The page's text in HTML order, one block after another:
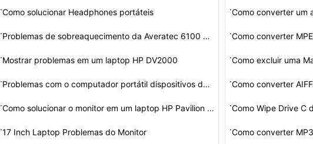
·Como solucionar Headphones portáteis
· Problemas de sobreaquecimento da Averatec 6100 Laptop
·Mostrar problemas em um laptop HP DV2000
· Problemas com o computador portátil dispositivos de ra…
· Como solucionar o monitor em um laptop HP Pavilion DV10…
·17 Inch Laptop Problemas do Monitor
·Como converter um
·Como converter
·Como excluir uma
·Como converter
·Como Wipe Drive C
·Como converter